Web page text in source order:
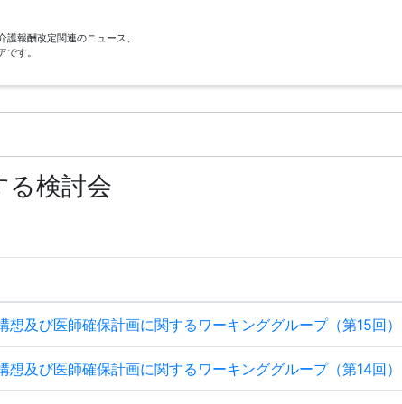
報酬改定関連のニュース、
す。
る検討会
想及び医師確保計画に関するワーキンググループ（第15回）
想及び医師確保計画に関するワーキンググループ（第14回）